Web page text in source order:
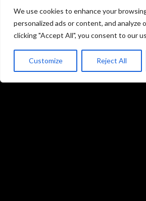
We use cookies to enhance your
personalized ads or content, and analyze
clicking "Accept All", you consent to our
Customize Reject All